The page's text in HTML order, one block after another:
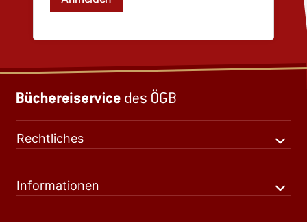
Rechtliches
Informationen